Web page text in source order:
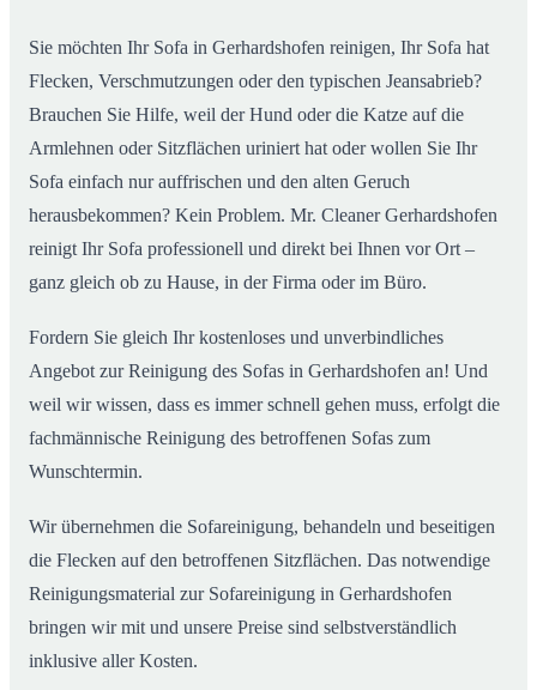
Sie möchten Ihr Sofa in Gerhardshofen reinigen, Ihr Sofa hat
Flecken, Verschmutzungen oder den typischen Jeansabrieb?
Brauchen Sie Hilfe, weil der Hund oder die Katze auf die
Armlehnen oder Sitzflächen uriniert hat oder wollen Sie Ihr
Sofa einfach nur auffrischen und den alten Geruch
herausbekommen? Kein Problem. Mr. Cleaner Gerhardshofen
reinigt Ihr Sofa professionell und direkt bei Ihnen vor Ort –
ganz gleich ob zu Hause, in der Firma oder im Büro.
Fordern Sie gleich Ihr kostenloses und unverbindliches
Angebot zur Reinigung des Sofas in Gerhardshofen an! Und
weil wir wissen, dass es immer schnell gehen muss, erfolgt die
fachmännische Reinigung des betroffenen Sofas zum
Wunschtermin.
Wir übernehmen die Sofareinigung, behandeln und beseitigen
die Flecken auf den betroffenen Sitzflächen. Das notwendige
Reinigungsmaterial zur Sofareinigung in Gerhardshofen
bringen wir mit und unsere Preise sind selbstverständlich
inklusive aller Kosten.